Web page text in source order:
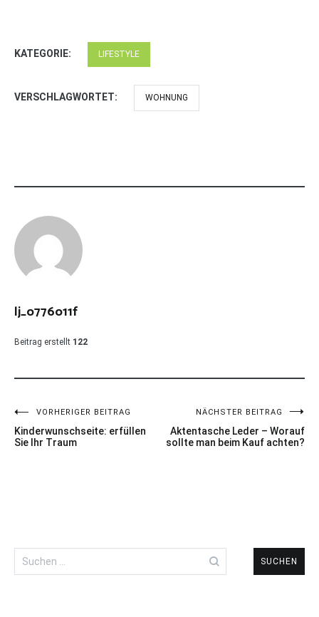
KATEGORIE: LIFESTYLE
VERSCHLAGWORTET: WOHNUNG
lj_o776o11f
Beitrag erstellt 122
Beitragsnavigation
VORHERIGER BEITRAG
Kinderwunschseite: erfüllen
Sie Ihr Traum
NÄCHSTER BEITRAG
Aktentasche Leder – Worauf
sollte man beim Kauf achten?
Suchen
nach: